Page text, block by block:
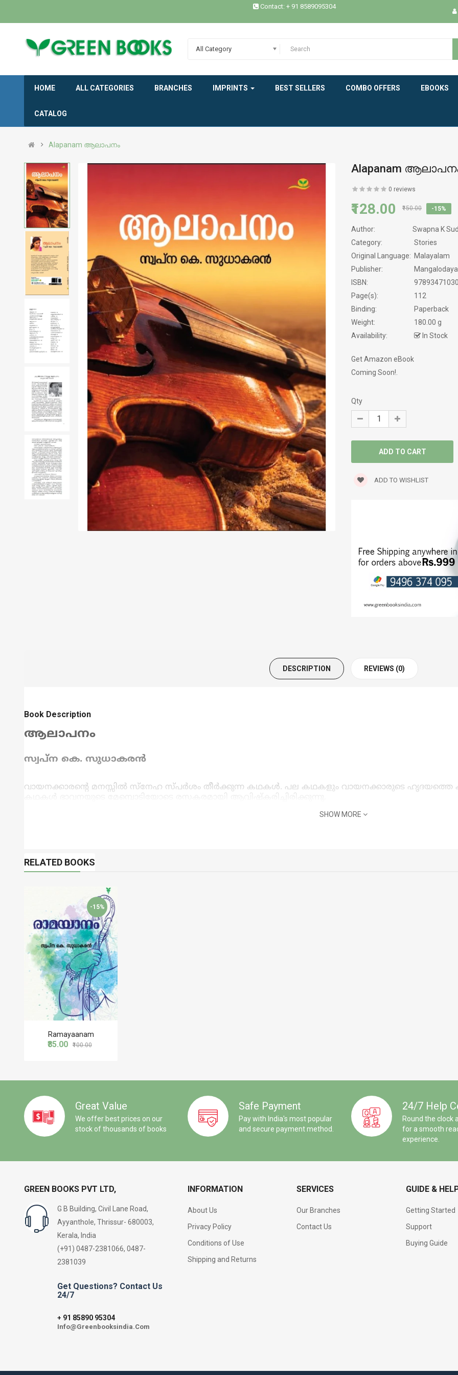
Contact: + 91 8589095304
All Category
HOME ALL CATEGORIES BRANCHES IMPRINTS BEST SELLERS COMBO OFFERS EBOOKS
CATALOG
Alapanam ആലാപനം
Alapanam
0 reviews
₹128.00 ₹150.00 -15%
Author:
Swapna K
Category:
Stories
Original Language: Malayalam
Publisher:
ISBN:
Page(s):
112
Binding:
Paperback
Weight:
180.00 g
Availability:
In Stock
Get Amazon eBook
Coming Soon!.
Qty
ADD TO WISHLIST
HEALTH
NEW BOOK
PRAVASAM
PSYCHOLOGY
SATIRE
SCREEN PLAY
SELF HELP
SERVICE STORY
SEXOLOGY
SPIRITUAL
STORIES
DESCRIPTION REVIEWS (0)
Book Description
ആലാപനം
സ്വപ്ന കെ. സുധാകരൻ
വായനക്കാരന്റെ മനസ്സിൽ സ്നേഹ സ്പർശം തീർക്കുന്ന കഥകൾ. പല കഥകളും വായനക്കാരുടെ ഹൃദയത്തെ
SHOW MORE
RELATED BOOKS
-15%
Ramayaanam
₹85.00 ₹100.00
Great Value
We offer best prices on our
stock of thousands of books
Safe Payment
Pay with India's most popular
and secure payment method.
24/7 Help
Round the clock
for a smooth
experience.
GREEN BOOKS PVT LTD,
G B Building, Civil Lane Road,
Ayyanthole, Thrissur- 680003,
Kerala, India
(+91) 0487-2381066, 0487-
2381039
Get Questions? Contact Us
24/7
+ 91 85890 95304
Info@Greenbooksindia.Com
INFORMATION
About Us
Privacy Policy
Conditions of Use
Shipping and Returns
SERVICES
Our Branches
Contact Us
GUIDE &
Getting Started
Support
Buying Guide